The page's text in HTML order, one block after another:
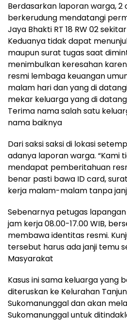
Berdasarkan laporan warga,
berkerudung mendatangi
Jaya Bhakti RT 18 RW 02
Keduanya tidak dapat
maupun surat tugas saat
menimbulkan keresahan
resmi lembaga keuangan
malam hari dan yang di
mekar keluarga yang di
Terima nama salah satu
nama baiknya
Dari saksi saksi di lokasi
adanya laporan warga. “Kami
mendapat pemberitahuan
benar pasti bawa ID card,
kerja malam-malam tanpa
Sebenarnya petugas lapangan
jam kerja 08.00-17.00 WIB,
membawa identitas resmi.
tersebut harus ada janji temu
Masyarakat
Kasus ini sama keluarga yang
diteruskan ke Kelurahan
Sukomanunggal dan akan
Sukomanunggal untuk